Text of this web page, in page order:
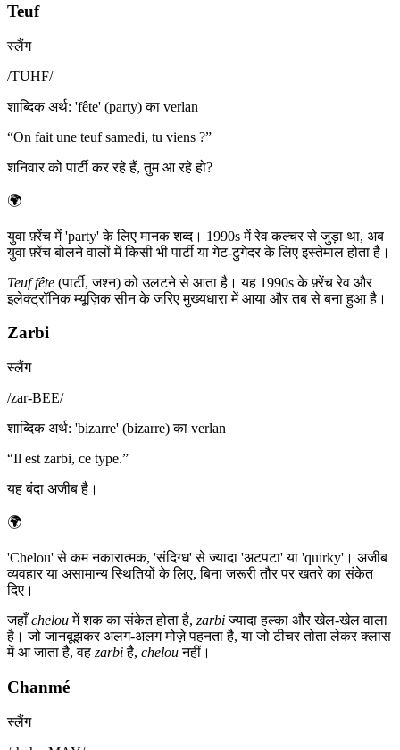
Teuf
स्लैंग
/TUHF/
शाब्दिक अर्थ: 'fête' (party) का verlan
“On fait une teuf samedi, tu viens ?”
शनिवार को पार्टी कर रहे हैं, तुम आ रहे हो?
🌍
युवा फ़्रेंच में 'party' के लिए मानक शब्द। 1990s में रेव कल्चर से जुड़ा था, अब
युवा फ़्रेंच बोलने वालों में किसी भी पार्टी या गेट-टुगेदर के लिए इस्तेमाल होता है।
Teuf fête (पार्टी, जश्न) को उलटने से आता है। यह 1990s के फ़्रेंच रेव और
इलेक्ट्रॉनिक म्यूज़िक सीन के जरिए मुख्यधारा में आया और तब से बना हुआ है।
Zarbi
स्लैंग
/zar-BEE/
शाब्दिक अर्थ: 'bizarre' (bizarre) का verlan
“Il est zarbi, ce type.”
यह बंदा अजीब है।
🌍
'Chelou' से कम नकारात्मक, 'संदिग्ध' से ज्यादा 'अटपटा' या 'quirky'। अजीब
व्यवहार या असामान्य स्थितियों के लिए, बिना जरूरी तौर पर खतरे का संकेत
दिए।
जहाँchelouमें शक का संकेत होता है, zarbiज्यादा हल्का और खेल-खेल वाला
है। जो जानबूझकर अलग-अलग मोज़े पहनता है, या जो टीचर तोता लेकर क्लास
में आ जाता है, वह zarbiहै, chelouनहीं।
Chanmé
स्लैंग